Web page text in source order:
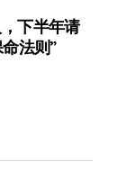
下半年请
法则”